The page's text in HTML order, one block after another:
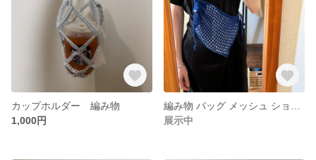
カップホルダー 編み物
1,000円
展示中